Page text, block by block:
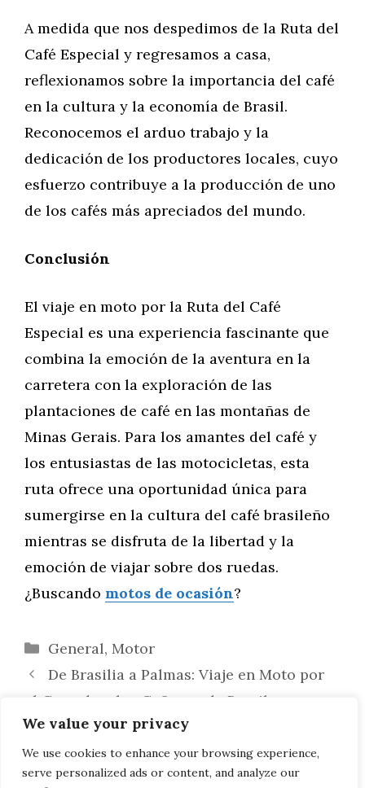
We value your privacy
We use cookies to enhance your browsing experience,
serve personalized ads or content, and analyze our
A medida que nos despedimos de la Ruta del
Café Especial y regresamos a casa,
reflexionamos sobre la importancia del café
en la cultura y la economía de Brasil.
Reconocemos el arduo trabajo y la
dedicación de los productores locales, cuyo
esfuerzo contribuye a la producción de uno
de los cafés más apreciados del mundo.
Conclusión
El viaje en moto por la Ruta del Café
Especial es una experiencia fascinante que
combina la emoción de la aventura en la
carretera con la exploración de las
plantaciones de café en las montañas de
Minas Gerais. Para los amantes del café y
los entusiastas de las motocicletas, esta
ruta ofrece una oportunidad única para
sumergirse en la cultura del café brasileño
mientras se disfruta de la libertad y la
emoción de viajar sobre dos ruedas.
¿Buscando motos de ocasión?
Categorías
General, Motor
De Brasilia a Palmas: Viaje en Moto por
el Cerrado y los Cañones de Brasil
Ruta del Imperio: Descubriendo los
Palacios y Monumentos en Moto por Río de
Janeiro